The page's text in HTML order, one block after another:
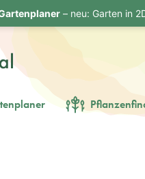
– neu: Garten in